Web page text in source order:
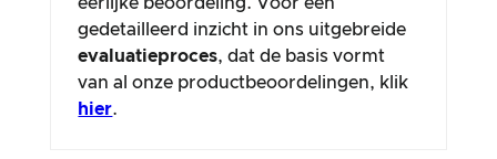
gedetailleerd inzicht in ons uitgebreide
evaluatieproces, dat de basis vormt
van al onze productbeoordelingen, klik
hier.